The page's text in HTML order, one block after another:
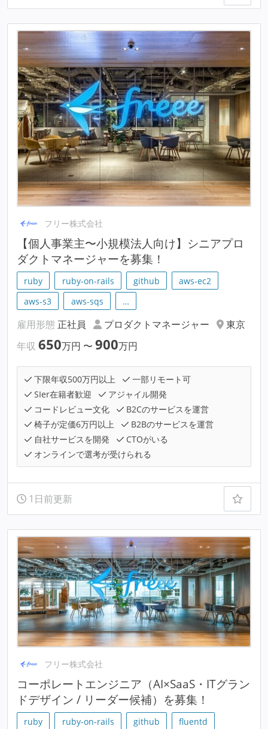
フリー株式会社
【個人事業主〜小規模法人向け】シニアプロ
ダクトマネージャーを募集！
ruby ruby-on-rails github
aws-ec2
aws-s3
aws-sqs …
雇用形態 正社員 プロダクトマネージャー
東京
年収 650万円 〜 900万円
下限年収500万円以上
一部リモート可
SIer在籍者歓迎
アジャイル開発
コードレビュー文化
B2Cのサービスを運営
椅子が定価6万円以上
B2Bのサービスを運営
自社サービスを開発
CTOがいる
オンラインで選考が受けられる
1日前更新
フリー株式会社
コーポレートエンジニア（AI×SaaS・ITグラン
ドデザイン / リーダー候補）を募集！
ruby ruby-on-rails github fluentd